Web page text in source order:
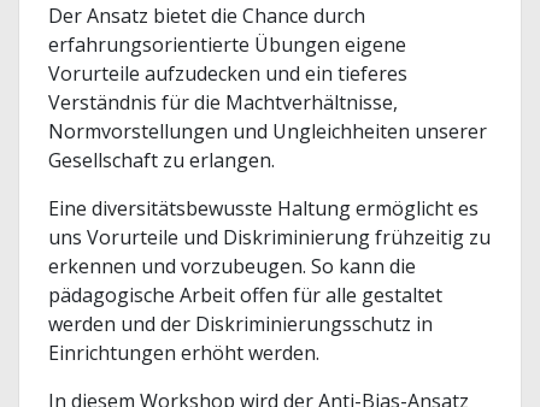
Der Ansatz bietet die Chance durch
erfahrungsorientierte Übungen eigene
Vorurteile aufzudecken und ein tieferes
Verständnis für die Machtverhältnisse,
Normvorstellungen und Ungleichheiten unserer
Gesellschaft zu erlangen.
Eine diversitätsbewusste Haltung ermöglicht es
uns Vorurteile und Diskriminierung frühzeitig zu
erkennen und vorzubeugen. So kann die
pädagogische Arbeit offen für alle gestaltet
werden und der Diskriminierungsschutz in
Einrichtungen erhöht werden.
In diesem Workshop wird der Anti-Bias-Ansatz